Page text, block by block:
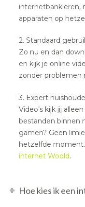
internetbankieren,
apparaten op
2. Standaard
Zo nu en dan
en kijk je online
zonder problemen
3. Expert
Video’s kijk jij
bestanden binnen
gamen? Geen
hetzelfde
internet Woold.
Hoe kies ik een